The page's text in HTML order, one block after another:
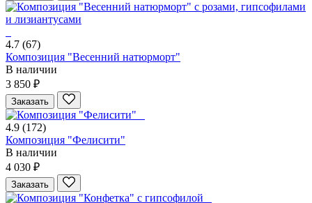
4.7 (67)
Композиция "Весенний натюрморт"
В наличии
3 850 ₽
Заказать
4.9 (172)
Композиция "Фелисити"
В наличии
4 030 ₽
Заказать